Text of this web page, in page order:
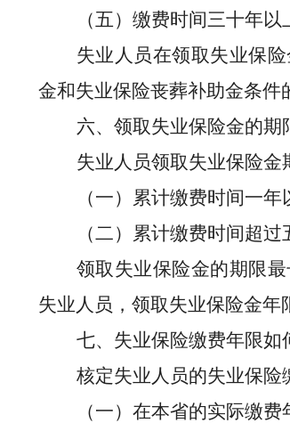
（五）缴费时间三十年以
失业人员在领取失业保
金和失业保险丧葬补助金条件
六、领取失业保险金的期
失业人员领取失业保险金
（一）累计缴费时间一年
（二）累计缴费时间超过
领取失业保险金的期限
失业人员，领取失业保险金年
七、 失业保险缴费年限如
核定失业人员的失业保险
（一）在本省的实际缴费